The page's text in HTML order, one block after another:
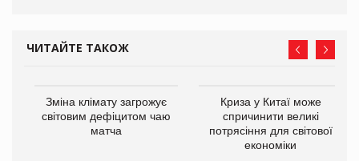
ЧИТАЙТЕ ТАКОЖ
Зміна клімату загрожує
світовим дефіцитом чаю
матча
Криза у Китаї може
спричинити великі
потрясіння для світової
економіки